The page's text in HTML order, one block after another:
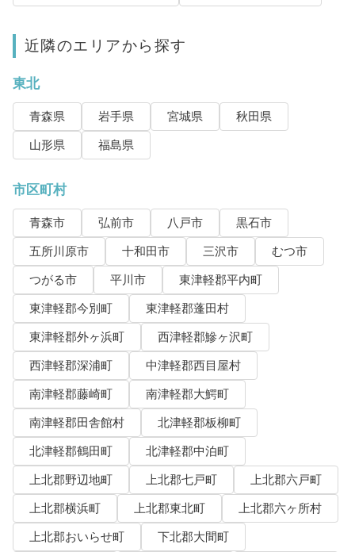
近隣のエリアから探す
東北
青森県 岩手県 宮城県
秋田県
山形県
福島県
市区町村
青森市 弘前市 八戸市
黒石市
五所川原市
十和田市 三沢市
むつ市
つがる市
平川市
東津軽郡平内町
東津軽郡今別町
東津軽郡蓬田村
東津軽郡外ヶ浜町
西津軽郡鰺ヶ沢町
西津軽郡深浦町
中津軽郡西目屋村
南津軽郡藤崎町
南津軽郡大鰐町
南津軽郡田舎館村
北津軽郡板柳町
北津軽郡鶴田町
北津軽郡中泊町
上北郡野辺地町
上北郡七戸町
上北郡六戸町
上北郡横浜町
上北郡東北町
上北郡六ヶ所村
上北郡おいらせ町
下北郡大間町